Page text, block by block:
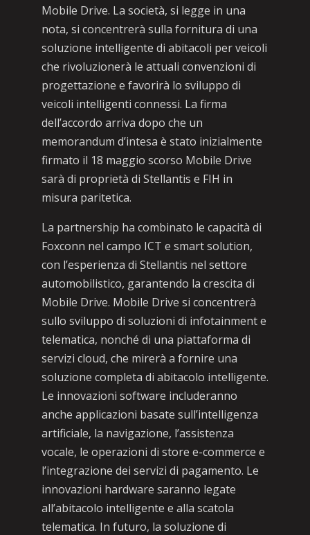
Mobile Drive. La società, si legge in una
nota, si concentrerà sulla fornitura di una
soluzione intelligente di abitacoli per veicoli
che rivoluzionerà le attuali convenzioni di
progettazione e favorirà lo sviluppo di
veicoli intelligenti connessi. La firma
dell’accordo arriva dopo che un
memorandum d’intesa è stato inizialmente
firmato il 18 maggio scorso Mobile Drive
sarà di proprietà di Stellantis e FIH in
misura paritetica.
La partnership ha combinato le capacità di
Foxconn nel campo ICT e smart solution,
con l’esperienza di Stellantis nel settore
automobilistico, garantendo la crescita di
Mobile Drive. Mobile Drive si concentrerà
sullo sviluppo di soluzioni di infotainment e
telematica, nonché di una piattaforma di
servizi cloud, che mirerà a fornire una
soluzione completa di abitacolo intelligente.
Le innovazioni software includeranno
anche applicazioni basate sull’intelligenza
artificiale, la navigazione, l’assistenza
vocale, le operazioni di store e-commerce e
l’integrazione dei servizi di pagamento. Le
innovazioni hardware saranno legate
all’abitacolo intelligente e alla scatola
telematica. In futuro, la soluzione di